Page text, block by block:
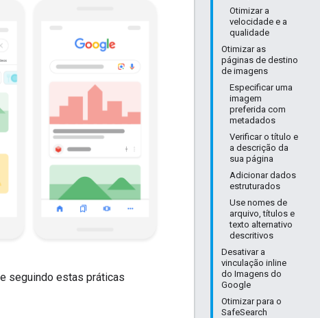
Otimizar a
velocidade e a
qualidade
Otimizar as
páginas de destino
de imagens
Especificar uma
imagem
preferida com
metadados
Verificar o título e
a descrição da
sua página
Adicionar dados
estruturados
Use nomes de
arquivo, títulos e
texto alternativo
descritivos
Desativar a
vinculação inline
do Imagens do
Google
Otimizar para o
SafeSearch
seguindo estas práticas